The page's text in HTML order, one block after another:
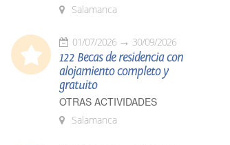
Salamanca
01/07/2026 30/09/2026
122 Becas de residencia con
alojamiento completo y
gratuito
OTRAS ACTIVIDADES
Salamanca